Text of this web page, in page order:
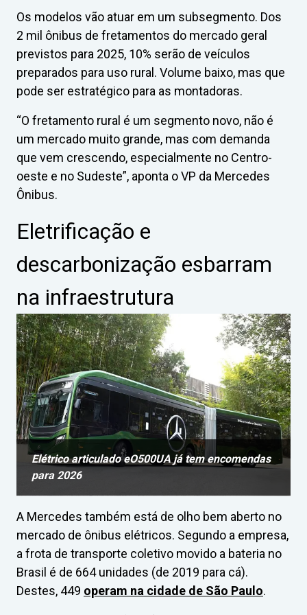
Os modelos vão atuar em um subsegmento. Dos
2 mil ônibus de fretamentos do mercado geral
previstos para 2025, 10% serão de veículos
preparados para uso rural. Volume baixo, mas que
pode ser estratégico para as montadoras.
“O fretamento rural é um segmento novo, não é
um mercado muito grande, mas com demanda
que vem crescendo, especialmente no Centro-
oeste e no Sudeste”, aponta o VP da Mercedes
Ônibus.
Eletrificação e
descarbonização esbarram
na infraestrutura
Elétrico articulado eO500UA já tem encomendas
para 2026
A Mercedes também está de olho bem aberto no
mercado de ônibus elétricos. Segundo a empresa,
a frota de transporte coletivo movido a bateria no
Brasil é de 664 unidades (de 2019 para cá).
Destes, 449 operam na cidade de São Paulo.